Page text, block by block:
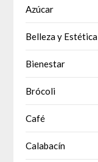
Azúcar
Belleza y Estética
Bienestar
Brócoli
Café
Calabacín